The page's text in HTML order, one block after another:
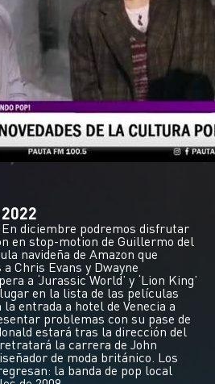
Señal 2
diciembre podremos disfrutar
en stop-motion de Guillermo del
navideña de Amazon que
Chris Evans y Dwayne
a ‘Jurassic World’ y ‘Lion King’
en la lista de las películas
entrada a hotel de Venecia a
problemas con su pase de
estará tras la dirección del
la carrera de John
de moda británico. Los
la banda de pop local